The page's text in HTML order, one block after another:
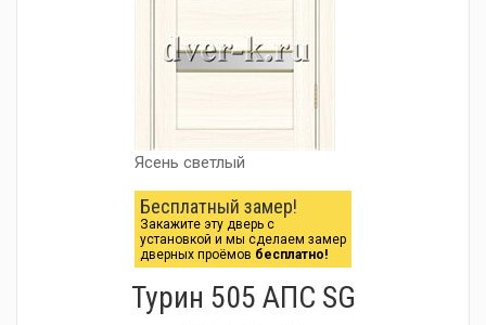
Ясень светлый
Бесплатный замер!
Закажите эту дверь с
установкой и мы сделаем замер
дверных проёмов бесплатно!
Турин 505 АПС SG